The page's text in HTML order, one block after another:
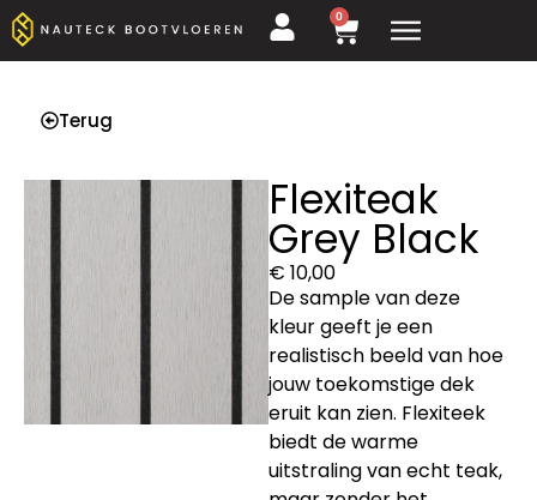
0
Terug
Flexiteak
Grey Black
€ 10,00
De sample van deze
kleur geeft je een
realistisch beeld van hoe
jouw toekomstige dek
eruit kan zien. Flexiteek
biedt de warme
uitstraling van echt teak,